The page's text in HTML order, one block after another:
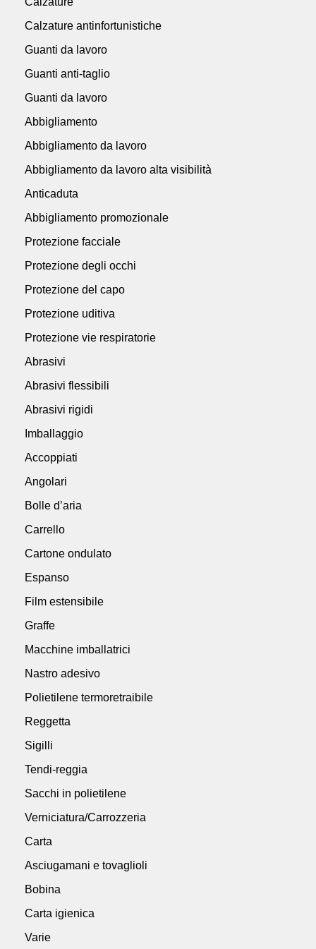
Calzature antinfortunistiche
Guanti da lavoro
Guanti anti-taglio
Guanti da lavoro
Abbigliamento
Abbigliamento da lavoro
Abbigliamento da lavoro alta visibilità
Anticaduta
Abbigliamento promozionale
Protezione facciale
Protezione degli occhi
Protezione del capo
Protezione uditiva
Protezione vie respiratorie
Abrasivi
Abrasivi flessibili
Abrasivi rigidi
Imballaggio
Accoppiati
Angolari
Bolle d’aria
Carrello
Cartone ondulato
Espanso
Film estensibile
Graffe
Macchine imballatrici
Nastro adesivo
Polietilene termoretraibile
Reggetta
Sigilli
Tendi-reggia
Sacchi in polietilene
Verniciatura/Carrozzeria
Carta
Asciugamani e tovaglioli
Bobina
Carta igienica
Varie